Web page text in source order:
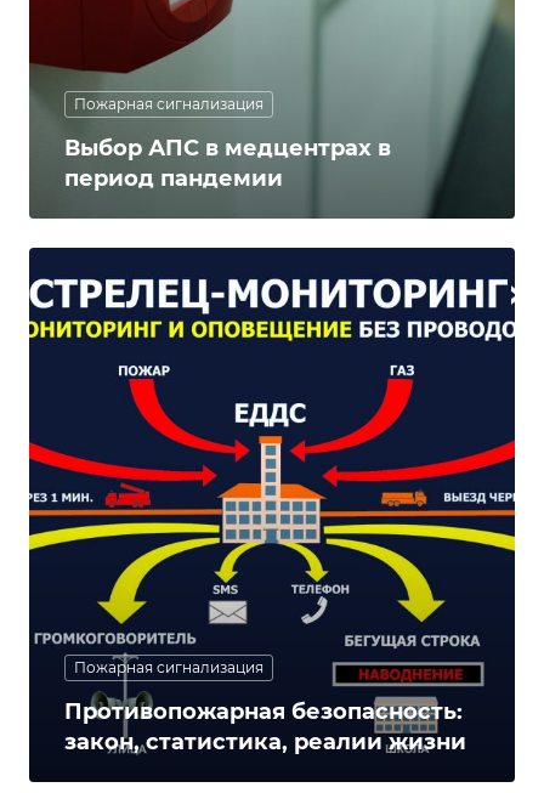
Пожарная сигнализация
Выбор АПС в медцентрах в
период пандемии
Пожарная сигнализация
Противопожарная безопасность:
закон, статистика, реалии жизни